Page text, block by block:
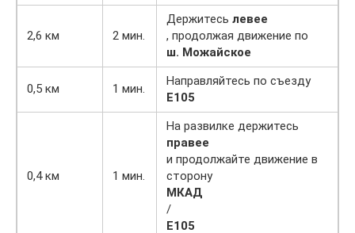
2,6 км 2 мин.
Держитесь левее
, продолжая движение по
ш. Можайское
0,5 км 1 мин.
Направляйтесь по съезду
E105
0,4 км 1 мин.
На развилке держитесь
правее
и продолжайте движение в
сторону
МКАД
/
E105